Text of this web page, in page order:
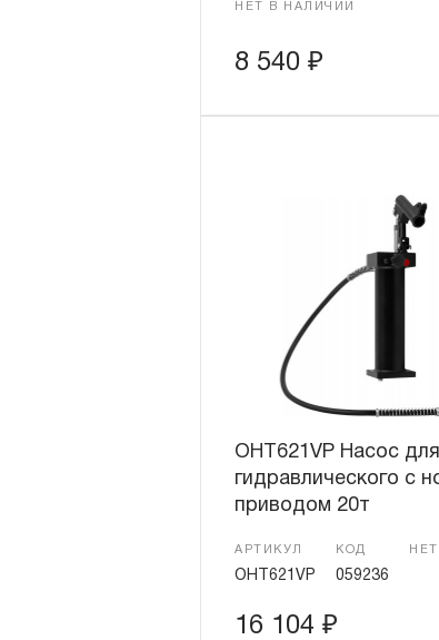
НЕТ В НАЛИЧИИ
8 540 ₽
OHT621VP Насос
гидравлического с
приводом 20т
АРТИКУЛ
OHT621VP
КОД
059236
16 104 ₽